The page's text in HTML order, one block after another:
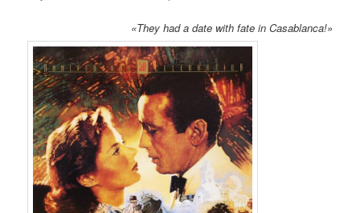
«They had a date with fate in Casablanca!»